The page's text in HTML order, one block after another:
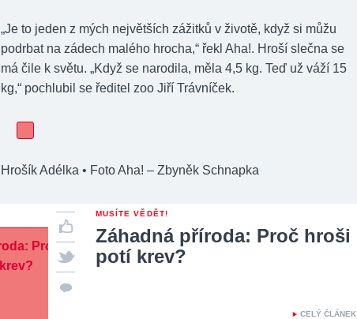
„Je to jeden z mých největších zážitků v životě, když si můžu
podrbat na zádech malého hrocha,“ řekl Aha!. Hroší slečna se
má čile k světu. „Když se narodila, měla 4,5 kg. Teď už váží 15
kg,“ pochlubil se ředitel zoo Jiří Trávníček.
Hrošík Adélka • Foto Aha! – Zbyněk Schnapka
MUSÍTE VĚDĚT!
Záhadná příroda: Proč hroši
potí krev?
CELÝ ČLÁNEK